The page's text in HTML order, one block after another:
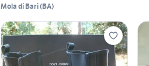
Mola di Bari(BA)